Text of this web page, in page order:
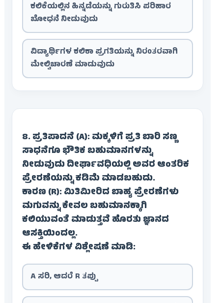
ಕಲಿಕೆಯಲ್ಲಿನ ಹಿನ್ನಡೆಯನ್ನು ಗುರುತಿಸಿ ಪರಿಹಾರ
ಬೋಧನೆ ನೀಡುವುದು
ವಿದ್ಯಾರ್ಥಿಗಳ ಕಲಿಕಾ ಪ್ರಗತಿಯನ್ನು ನಿರಂತರವಾಗಿ
ಮೇಲ್ವಿಚಾರಣೆ ಮಾಡುವುದು
8. ಪ್ರತಿಪಾದನೆ (A): ಮಕ್ಕಳಿಗೆ ಪ್ರತಿ ಬಾರಿ ಸಣ್ಣ
ಸಾಧನೆಗೂ ಭೌತಿಕ ಬಹುಮಾನಗಳನ್ನು
ನೀಡುವುದು ದೀರ್ಘಾವಧಿಯಲ್ಲಿ ಅವರ ಆಂತರಿಕ
ಪ್ರೇರಣೆಯನ್ನು ಕಡಿಮೆ ಮಾಡಬಹುದು.
ಕಾರಣ (R): ಮಿತಿಮೀರಿದ ಬಾಹ್ಯ ಪ್ರೇರಣೆಗಳು
ಮಗುವನ್ನು ಕೇವಲ ಬಹುಮಾನಕ್ಕಾಗಿ
ಕಲಿಯುವಂತೆ ಮಾಡುತ್ತವೆ ಹೊರತು ಜ್ಞಾನದ
ಆಸಕ್ತಿಯಿಂದಲ್ಲ.
ಈ ಹೇಳಿಕೆಗಳ ವಿಶ್ಲೇಷಣೆ ಮಾಡಿ:
A ಸರಿ, ಆದರೆ R ತಪ್ಪು